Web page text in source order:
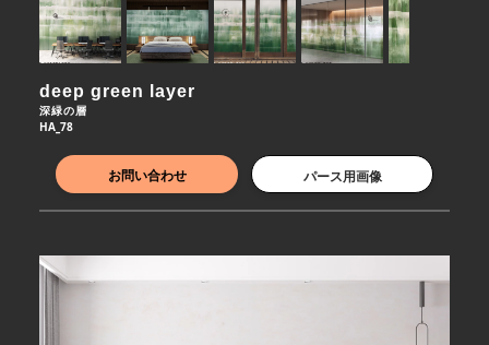
deep green layer
深緑の層
HA_78
お問い合わせ パース用画像